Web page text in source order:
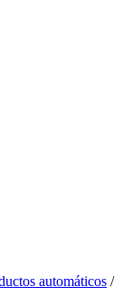
automáticos /